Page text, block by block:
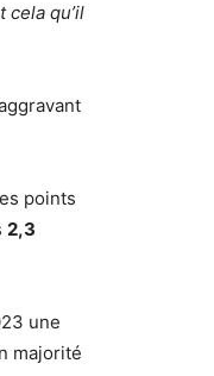
cela qu’il
points
2,3
une
majorité